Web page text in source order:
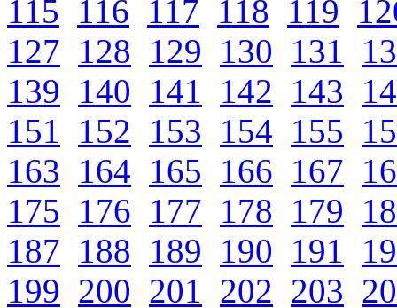
115 116 117 118 119
127 128 129 130 131
139 140 141 142 143
151
152 153 154 155
163 164 165 166 167
175 176 177 178 179
187 188 189 190 191
199 200 201 202 203